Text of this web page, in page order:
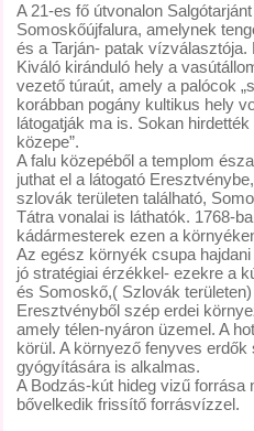
A 21-es fő útvonalon
Somoskőújfalura, amelynek
és a Tarján- patak
Kiváló kiránduló hely a
vezető túraút, amely a palócok
korábban pogány kultikus hely
látogatják ma is. Sokan
közepe”.
A falu közepéből a templom
juthat el a látogató
szlovák területen található,
Tátra vonalai is láthatók. 1768-
kádármesterek ezen a
Az egész környék csupa
jó stratégiai érzékkel- ezekre a
és Somoskő,( Szlovák
Eresztvényből szép erdei
amely télen-nyáron üzemel. A
körül. A környező fenyves
gyógyítására is alkalmas.
A Bodzás-kút hideg vizű forrása
bővelkedik frissítő forrásvízzel.